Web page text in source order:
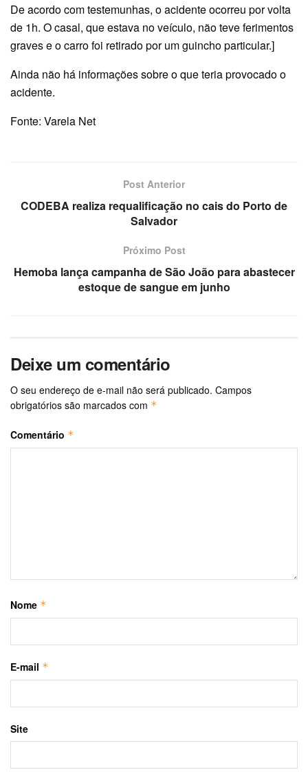
De acordo com testemunhas, o acidente ocorreu por volta
de 1h. O casal, que estava no veículo, não teve ferimentos
graves e o carro foi retirado por um guincho particular.]
Ainda não há informações sobre o que teria provocado o
acidente.
Fonte: Varela Net
Post Anterior
CODEBA realiza requalificação no cais do Porto de
Salvador
Próximo Post
Hemoba lança campanha de São João para abastecer
estoque de sangue em junho
Deixe um comentário
O seu endereço de e-mail não será publicado. Campos
obrigatórios são marcados com *
Comentário *
Nome *
E-mail *
Site